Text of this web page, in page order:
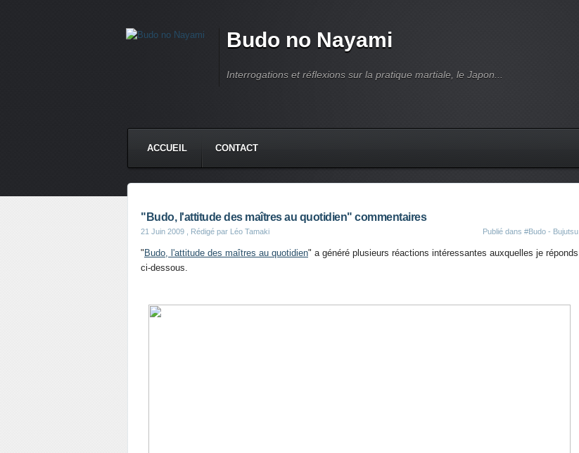
Budo no Nayami
Interrogations et réflexions sur la pratique martiale, le Japon...
ACCUEIL CONTACT
"Budo, l'attitude des maîtres au quotidien" commentaires
21 Juin 2009 , Rédigé par Léo Tamaki Publié dans #Budo - Bujutsu
" Budo, l'attitude des maîtres au quotidien" a généré plusieurs réactions intéressantes auxquelles je réponds
ci-dessous.